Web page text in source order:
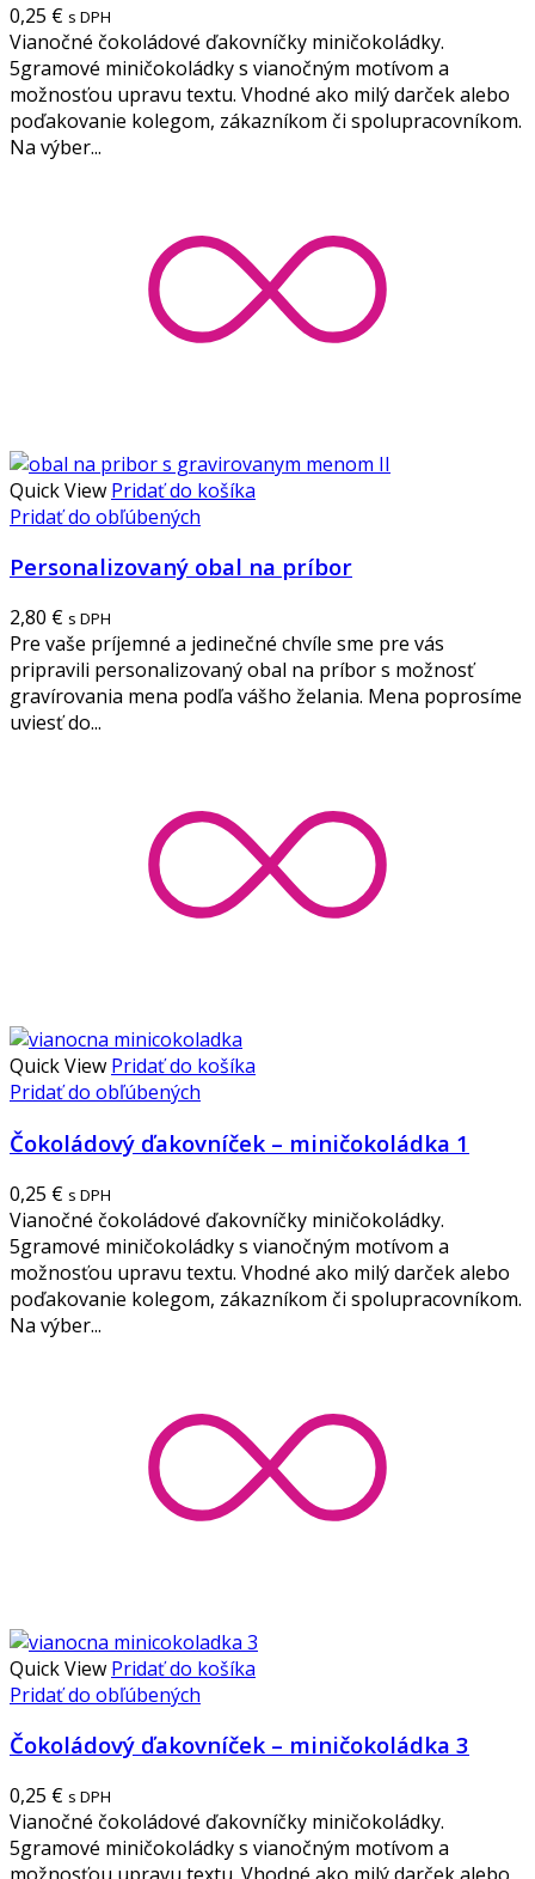
0,25 € s DPH
Vianočné čokoládové ďakovníčky miničokoládky.
5gramové miničokoládky s vianočným motívom a
možnosťou upravu textu. Vhodné ako milý darček alebo
poďakovanie kolegom, zákazníkom či spolupracovníkom.
Na výber...
Quick View Pridať do košíka
Pridať do obľúbených
Personalizovaný obal na príbor
2,80 € s DPH
Pre vaše príjemné a jedinečné chvíle sme pre vás
pripravili personalizovaný obal na príbor s možnosť
gravírovania mena podľa vášho želania. Mena poprosíme
uviesť do...
Quick View Pridať do košíka
Pridať do obľúbených
Čokoládový ďakovníček – miničokoládka 1
0,25 € s DPH
Vianočné čokoládové ďakovníčky miničokoládky.
5gramové miničokoládky s vianočným motívom a
možnosťou upravu textu. Vhodné ako milý darček alebo
poďakovanie kolegom, zákazníkom či spolupracovníkom.
Na výber...
Quick View Pridať do košíka
Pridať do obľúbených
Čokoládový ďakovníček – miničokoládka 3
0,25 € s DPH
Vianočné čokoládové ďakovníčky miničokoládky.
5gramové miničokoládky s vianočným motívom a